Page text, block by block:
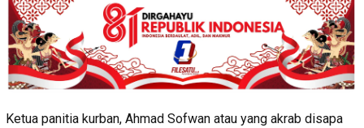
Ketua panitia kurban, Ahmad Sofwan atau yang akrab disapa